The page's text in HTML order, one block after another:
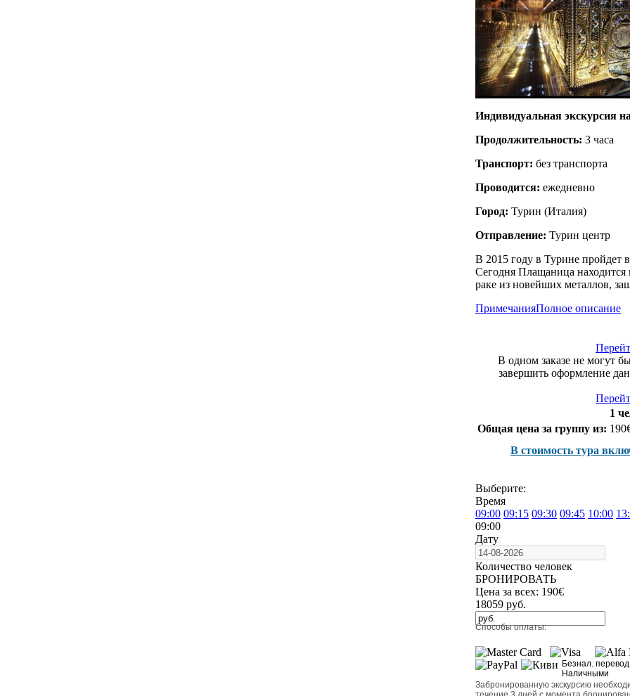
Индивидуальная экскурсия
Продолжительность: 3 часа
Транспорт: без транспорта
Проводится: ежедневно
Город: Турин (Италия)
Отправление: Турин центр
В 2015 году в Турине пройдет
Сегодня Плащаница находится
раке из новейших металлов,
ПримечанияПолное описание
В одном заказе не могут
завершить оформление
1
Общая цена за группу из:
В стоимость тура
Выберите:
Время
09:00 09:15 09:30 09:45 10:00
09:00
Дату
Количество человек
БРОНИРОВАТЬ
Цена за всех: 190€
18059 руб.
Способы оплаты:
Безнал.
Наличными
Забронированную экскурсию